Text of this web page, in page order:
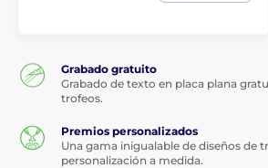
Grabado gratuito
Grabado de texto en placa plana
trofeos.
Premios personalizados
Una gama inigualable de diseños de
personalización a medida.